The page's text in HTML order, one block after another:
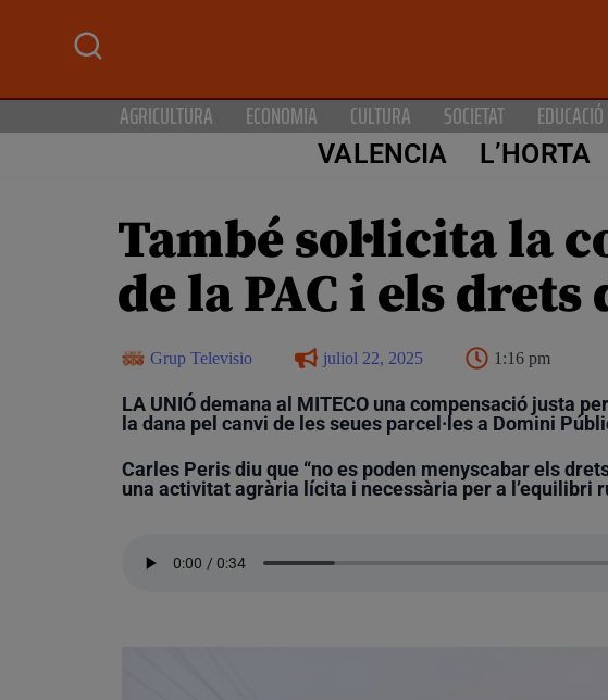
AGRICULTURA ECONOMIA CULTURA SOCIETAT EDUCACIÓ
VALENCIA L’HORTA
També sol·licita la
de la PAC i els drets
Grup Televisio juliol 22, 2025 1:16 pm
LA UNIÓ demana al MITECO una compensació justa
la dana pel canvi de les seues parcel·les a Domini
Carles Peris diu que “no es poden menyscabar els
una activitat agrària lícita i necessària per a l’equilibri